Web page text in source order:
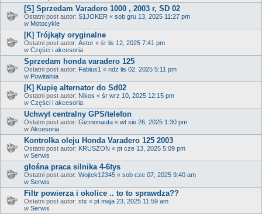
[S] Sprzedam Varadero 1000 , 2003 r, SD 02
Ostatni post autor: S1JOKER « sob gru 13, 2025 11:27 pm
w Motocykle
[K] Trójkąty oryginalne
Ostatni post autor: Astor « śr lis 12, 2025 7:41 pm
w Części i akcesoria
Sprzedam honda varadero 125
Ostatni post autor: Fabius1 « ndz lis 02, 2025 5:11 pm
w Powitalnia
[K] Kupię alternator do Sd02
Ostatni post autor: Nikos « śr wrz 10, 2025 12:15 pm
w Części i akcesoria
Uchwyt centralny GPS/telefon
Ostatni post autor: Gizmonauta « wt sie 26, 2025 1:30 pm
w Akcesoria
Kontrolka oleju Honda Varadero 125 2003
Ostatni post autor: KRUSZON « pt cze 13, 2025 5:09 pm
w Serwis
głośna praca silnika 4-6tys
Ostatni post autor: Wojtek12345 « sob cze 07, 2025 9:40 am
w Serwis
Filtr powierza i okolice .. to to sprawdza??
Ostatni post autor: stx « pt maja 23, 2025 11:59 am
w Serwis